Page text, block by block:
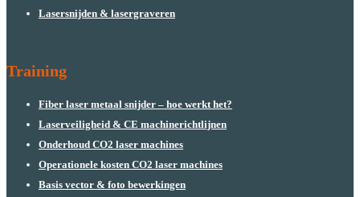
Lasersnijden & lasergraveren
Training
Fiber laser metaal snijder – hoe werkt het?
Laserveiligheid & CE machinerichtlijnen
Onderhoud CO2 laser machines
Operationele kosten CO2 laser machines
Basis vector & foto bewerkingen